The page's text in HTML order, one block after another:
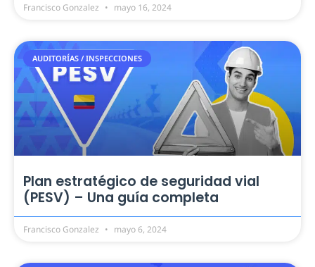
Francisco Gonzalez mayo 16, 2024
AUDITORÍAS / INSPECCIONES
Plan estratégico de seguridad vial
(PESV) – Una guía completa
Francisco Gonzalez mayo 6, 2024